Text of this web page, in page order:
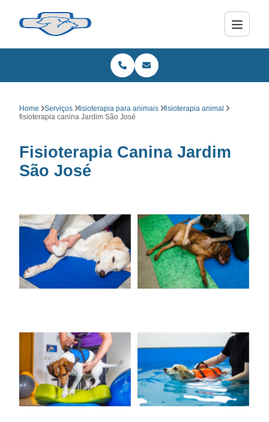
Home Serviços fisioterapia para animais
fisioterapia animal
fisioterapia canina Jardim São José
Fisioterapia Canina Jardim
São José